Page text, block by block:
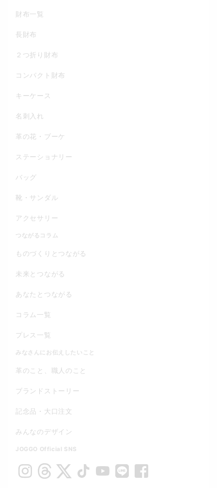
財布一覧
長財布
２つ折り財布
コンパクト財布
キーケース
名刺入れ
革の花・ブーケ
ステーショナリー
バッグ
靴・サンダル
アクセサリー
つながるコラム
ものづくりとつながる
未来とつながる
あなたとつながる
コラム一覧
プレス一覧
みなさんにお伝えしたいこと
革のこと、職人のこと
ブランドストーリー
記念品・大口注文
みんなのデザイン
JOGGO Official SNS